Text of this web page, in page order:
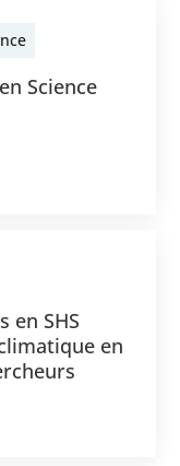
Science
en SHS
en